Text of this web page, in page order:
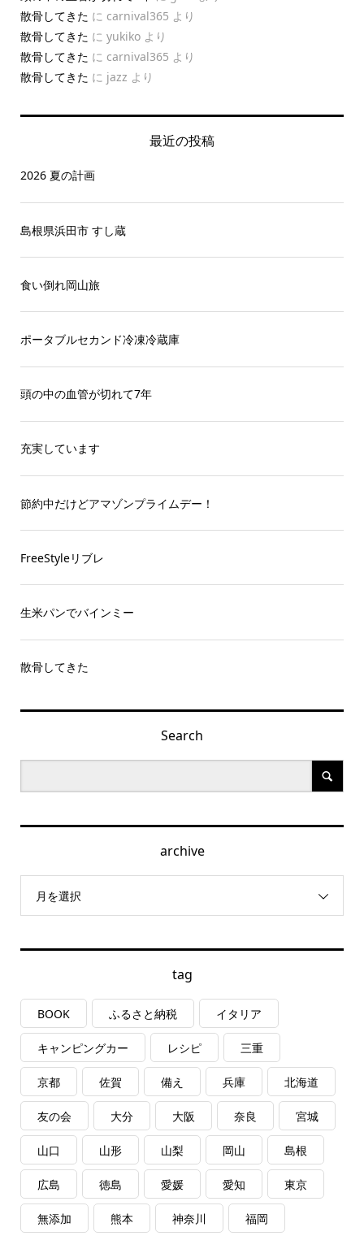
散骨してきた に carnival365 より
散骨してきた に yukikoより
散骨してきた に carnival365 より
散骨してきた に jazz より
最近の投稿
2026 夏の計画
島根県浜田市 すし蔵
食い倒れ岡山旅
ポータブルセカンド冷凍冷蔵庫
頭の中の血管が切れて7年
充実しています
節約中だけどアマゾンプライムデー！
FreeStyleリブレ
生米パンでバインミー
散骨してきた
Search
archive
月を選択
tag
BOOK ふるさと納税 イタリア
キャンピングカー レシピ 三重
京都 佐賀 備え 兵庫 北海道
友の会 大分 大阪 奈良 宮城
山口 山形 山梨 岡山 島根
広島 徳島 愛媛 愛知 東京
無添加 熊本 神奈川 福岡